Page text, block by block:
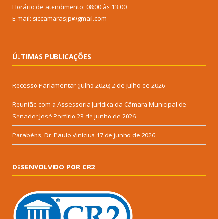
Horário de atendimento: 08:00 às 13:00
E-mail: siccamarasjp@gmail.com
ÚLTIMAS PUBLICAÇÕES
Recesso Parlamentar (Julho 2026)2 de julho de 2026
Reunião com a Assessoria Jurídica da Câmara Municipal de
Senador José Porfírio 23 de junho de 2026
Parabéns, Dr. Paulo Vinícius 17 de junho de 2026
DESENVOLVIDO POR CR2